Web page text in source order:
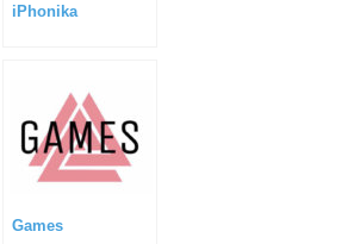
iPhonika
Games